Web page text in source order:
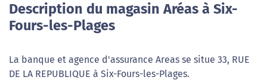
Description du magasin Aréas à Six-
Fours-les-Plages
La banque et agence d'assurance Areas se situe 33, RUE
DE LA REPUBLIQUE à Six-Fours-les-Plages.